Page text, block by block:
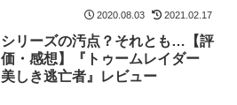
2020.08.03 2021.02.17
シリーズの汚点？それとも…【評
価・感想】『トゥームレイダー
美しき逃亡者』レビュー